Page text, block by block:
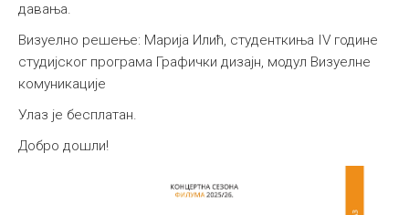
давања.
Визуелно решење: Марија Илић, студенткиња IV године
студијског програма Графички дизајн, модул Визуелне
комуникације
Улаз је бесплатан.
Добро дошли!